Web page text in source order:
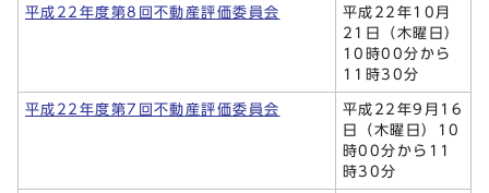
平成22年度第8回不動産評価委員会
平成22年10月
21日（木曜日）
10時00分から
11時30分
平成22年度第7回不動産評価委員会
平成22年9月16
日（木曜日）10
時00分から11
時30分